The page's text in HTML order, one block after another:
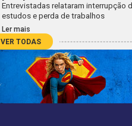
Entrevistadas relataram interrupção
estudos e perda de trabalhos
Ler mais
VER TODAS